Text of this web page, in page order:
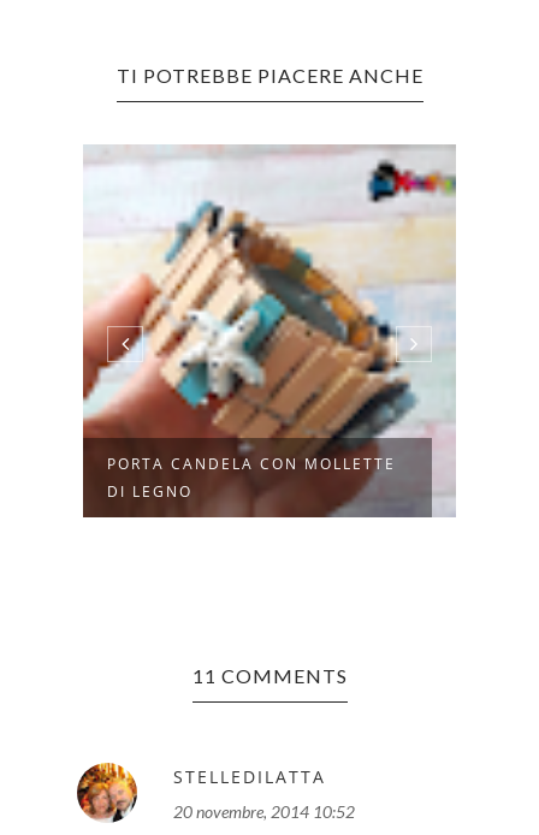
TI POTREBBE PIACERE ANCHE
PORTA CANDELA CON MOLLETTE
DI LEGNO
11 COMMENTS
STELLEDILATTA
20 novembre, 2014 10:52